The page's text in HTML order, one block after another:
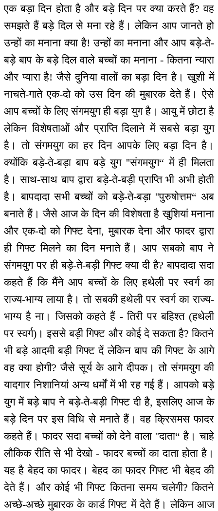
एक बड़ा दिन होता है और बड़े दिन पर क्या करते हैं? वह
समझते हैं बड़े दिल से मना रहे हैं। लेकिन आप जानते हो
उन्हों का मनाना क्या है! उन्हों का मनाना और आप बड़े-ते-
बड़े बाप के बड़े दिल वाले बच्चों का मनाना - कितना न्यारा
और प्यारा है! जैसे दुनिया वालों का बड़ा दिन है। खुशी में
नाचते-गाते एक-दो को उस दिन की मुबारक देते हैं। ऐसे
आप बच्चों के लिए संगमयुग ही बड़ा युग है। आयु में छोटा है
लेकिन विशेषताओं और प्राप्ति दिलाने में सबसे बड़ा युग
है। तो संगमयुग का हर दिन आपके लिए बड़ा दिन है।
क्योंकि बड़े-ते-बड़ा बाप बड़े युग ''संगमयुग“ में ही मिलता
है। साथ-साथ बाप द्वारा बड़े-ते-बड़ी प्राप्ति भी अभी होती
है। बापदादा सभी बच्चों को बड़े-ते-बड़ा ''पुरुषोत्तम“ अब
बनाते हैं। जैसे आज के दिन की विशेषता है खुशियां मनाना
और एक-दो को गिफ्ट देना, मुबारक देना और फादर द्वारा
ही गिफ्ट मिलने का दिन मनाते हैं। आप सबको बाप ने
संगमयुग पर ही बड़े-ते-बड़ी गिफ्ट क्या दी है? बापदादा सदा
कहते हैं कि मैंने आप बच्चों के लिए हथेली पर स्वर्ग का
राज्य-भाग्य लाया है। तो सबकी हथेली पर स्वर्ग का राज्य-
भाग्य है ना। जिसको कहते हैं - तिरी पर बहिश्त (हथेली
पर स्वर्ग)। इससे बड़ी गिफ्ट और कोई दे सकता है? कितने
भी बड़े आदमी बड़ी गिफ्ट दें लेकिन बाप की गिफ्ट के आगे
वह क्या होगी? जैसे सूर्य के आगे दीपक। तो संगमयुग की
यादगार निशानियां अन्य धर्मों में भी रह गई हैं। आपको बड़े
युग में बड़े बाप ने बड़े-ते-बड़ी गिफ्ट दी है, इसलिए आज के
बड़े दिन पर इस विधि से मनाते हैं। वह क्रिसमस फादर
कहते हैं। फादर सदा बच्चों को देने वाला ''दाता“ है। चाहे
लौकिक रीति से भी देखो - फादर बच्चों का दाता होता है।
यह है बेहद का फादर। बेहद का फादर गिफ्ट भी बेहद की
देते हैं। और कोई भी गिफ्ट कितना समय चलेगी? कितने
अच्छे-अच्छे मुबारक के कार्ड गिफ्ट में देते हैं। लेकिन आज